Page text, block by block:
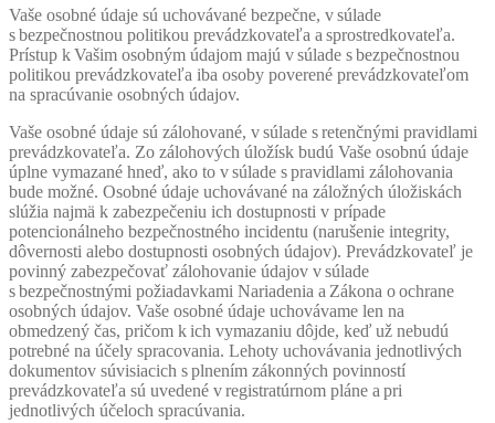
Vaše osobné údaje sú uchovávané bezpečne, v súlade
s bezpečnostnou politikou prevádzkovateľa a sprostredkovateľa.
Prístup k Vašim osobným údajom majú v súlade s bezpečnostnou
politikou prevádzkovateľa iba osoby poverené prevádzkovateľom
na spracúvanie osobných údajov.
Vaše osobné údaje sú zálohované, v súlade s retenčnými pravidlami
prevádzkovateľa. Zo zálohových úložísk budú Vaše osobnú údaje
úplne vymazané hneď, ako to v súlade s pravidlami zálohovania
bude možné. Osobné údaje uchovávané na záložných úložiskách
slúžia najmä k zabezpečeniu ich dostupnosti v prípade
potencionálneho bezpečnostného incidentu (narušenie integrity,
dôvernosti alebo dostupnosti osobných údajov). Prevádzkovateľ je
povinný zabezpečovať zálohovanie údajov v súlade
s bezpečnostnými požiadavkami Nariadenia a Zákona o ochrane
osobných údajov. Vaše osobné údaje uchovávame len na
obmedzený čas, pričom k ich vymazaniu dôjde, keď už nebudú
potrebné na účely spracovania. Lehoty uchovávania jednotlivých
dokumentov súvisiacich s plnením zákonných povinností
prevádzkovateľa sú uvedené v registratúrnom pláne a pri
jednotlivých účeloch spracúvania.